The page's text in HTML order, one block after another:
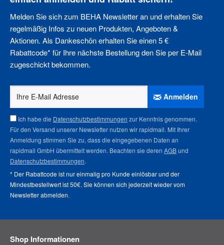
Melden Sie sich zum BEHA Newsletter an und erhalten Sie
regelmäßig Infos zu neuen Produkten, Angeboten &
Aktionen. Als Dankeschön erhalten Sie einen 5 €
Rabattcode* für Ihre nächste Bestellung den Sie per E-Mail
zugeschickt bekommen.
Anmelden
Ich habe die Datenschutzbestimmungen zur Kenntnis genommen.
Für den Versand unserer Newsletter nutzen wir rapidmail. Mit Ihrer
Anmeldung stimmen Sie zu, dass die eingegebenen Daten an
rapidmail GmbH übermittelt werden. Beachten sie deren AGBund
Datenschutzbestimmungen.
* Der Rabattcode ist nur einmalig pro Kunde einlösbar und der
Mindestbestellwert ist 50€. Sie können sich jederzeit wieder vom
Newsletter abmelden.
Shop Informationen